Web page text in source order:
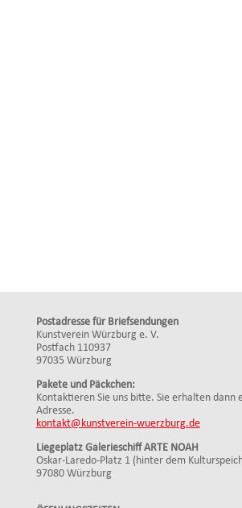
Postadresse für Briefsendungen
Kunstverein Würzburg e. V.
Postfach 110937
97035 Würzburg
Pakete und Päckchen:
Kontaktieren Sie uns bitte. Sie erhalten dann
Adresse.
kontakt@kunstverein-wuerzburg.de
Liegeplatz Galerieschiff ARTE NOAH
Oskar-Laredo-Platz 1 (hinter dem
97080 Würzburg